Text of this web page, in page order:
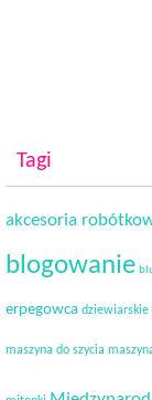
Tagi
akcesoria
blogowanie
erpegowca dziewiarskie
maszyna do szycia